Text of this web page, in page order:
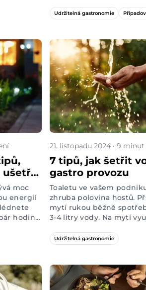
od
zpracovat vodní audit.
každý kohoutek, sprchu i
ušetřit. Která úsporná
doporučili a kolik s nimi
Udržitelná gastronomie
ušetří
moc
energií
hodin
21. listopadu 2024 · 9
7 tipů, jak šetřit
gastro provozu
Toaletu ve vašem
zhruba polovina hostů.
mytí rukou běžně
3-4 litry vody. Na mytí
odpadu. K podobným
dochází i v kuchyni nebo
přitom v restauracích
Prozkoumejte s námi, jak.
Udržitelná gastronomie